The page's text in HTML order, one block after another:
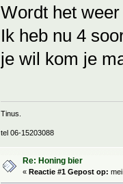
Wordt het
Ik heb nu 4
je wil kom je
Tinus.
tel 06-15203088
Re: Honing bier
« Reactie #1 Gepost op: